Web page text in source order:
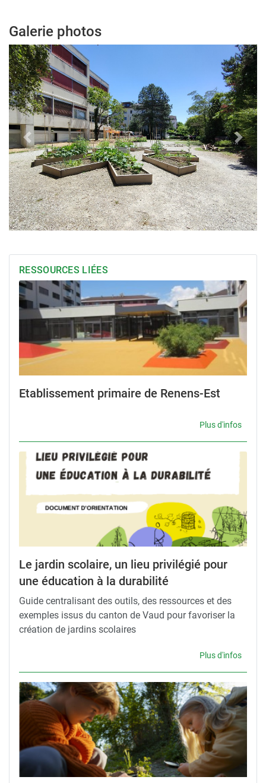
Galerie photos
Previous Next
RESSOURCES LIÉES
Etablissement primaire de Renens-Est
Plus d'infos
Le jardin scolaire, un lieu privilégié pour
une éducation à la durabilité
Guide centralisant des outils, des ressources et des
exemples issus du canton de Vaud pour favoriser la
création de jardins scolaires
Plus d'infos